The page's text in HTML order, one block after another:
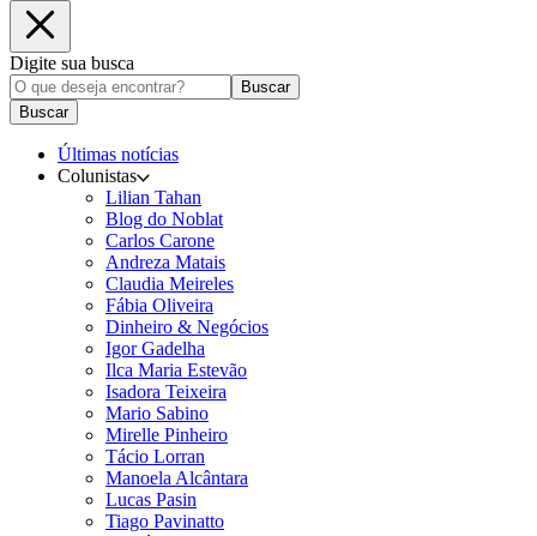
Digite sua busca
Buscar
Buscar
Últimas notícias
Colunistas
Lilian Tahan
Blog do Noblat
Carlos Carone
Andreza Matais
Claudia Meireles
Fábia Oliveira
Dinheiro & Negócios
Igor Gadelha
Ilca Maria Estevão
Isadora Teixeira
Mario Sabino
Mirelle Pinheiro
Tácio Lorran
Manoela Alcântara
Lucas Pasin
Tiago Pavinatto